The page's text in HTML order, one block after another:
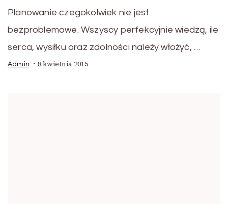
Planowanie czegokolwiek nie jest
bezproblemowe. Wszyscy perfekcyjnie wiedzą, ile
serca, wysiłku oraz zdolności należy włożyć, …
Admin 8 kwietnia 2015